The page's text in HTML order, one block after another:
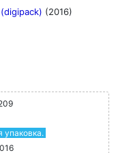
(2016)
упаковка.